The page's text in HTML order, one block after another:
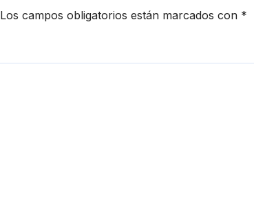
Los campos obligatorios están marcados con *